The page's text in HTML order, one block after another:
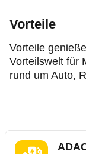
Vorteile
Vorteile
Vorteilswelt für
rund um Auto,